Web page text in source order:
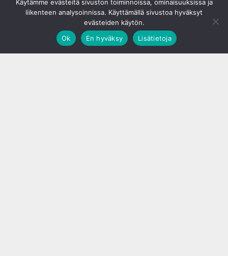
Käytämme evästeitä sivuston toiminnoissa, ominaisuuksissa ja
liikenteen analysoinnissa. Käyttämällä sivustoa hyväksyt
evästeiden käytön.
Ok
En hyväksy Lisätietoja